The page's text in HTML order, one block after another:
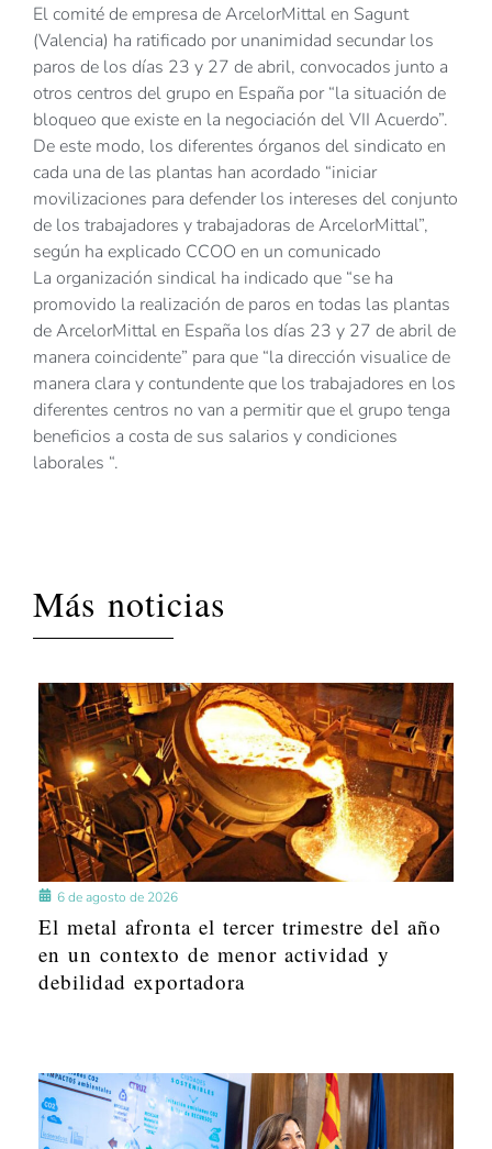
El comité de empresa de ArcelorMittal en Sagunt
(Valencia) ha ratificado por unanimidad secundar los
paros de los días 23 y 27 de abril, convocados junto a
otros centros del grupo en España por “la situación de
bloqueo que existe en la negociación del VII Acuerdo”.
De este modo, los diferentes órganos del sindicato en
cada una de las plantas han acordado “iniciar
movilizaciones para defender los intereses del conjunto
de los trabajadores y trabajadoras de ArcelorMittal”,
según ha explicado CCOO en un comunicado
La organización sindical ha indicado que “se ha
promovido la realización de paros en todas las plantas
de ArcelorMittal en España los días 23 y 27 de abril de
manera coincidente” para que “la dirección visualice de
manera clara y contundente que los trabajadores en los
diferentes centros no van a permitir que el grupo tenga
beneficios a costa de sus salarios y condiciones
laborales “.
Más noticias
6 de agosto de 2026
El metal afronta el tercer trimestre del año
en un contexto de menor actividad y
debilidad exportadora